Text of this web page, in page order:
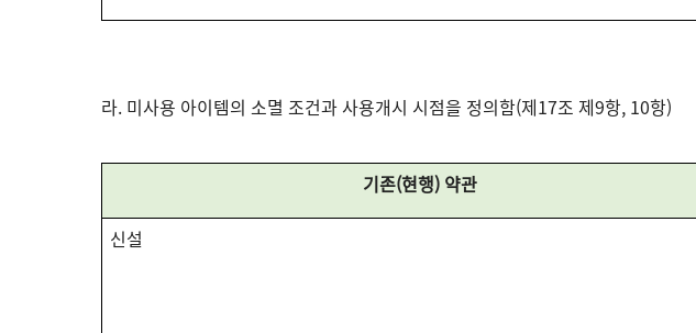
라. 미사용 아이템의 소멸 조건과 사용개시 시점을 정의함(제17조 제9항, 10항)
기존(현행) 약관
신설